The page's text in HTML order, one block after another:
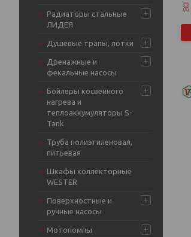
Радиаторы стальные
ЛИДЕЯ
Душевые трапы, лотки
Дренажные и
фекальные насосы
Бойлеры косвенного
нагрева и
теплоаккумуляторы S-
Tank
Труба полиэтиленовая,
питьевая
Шкафы коллекторные
WESTER
Поверхностные и
ручные насосы
Мотопомпы